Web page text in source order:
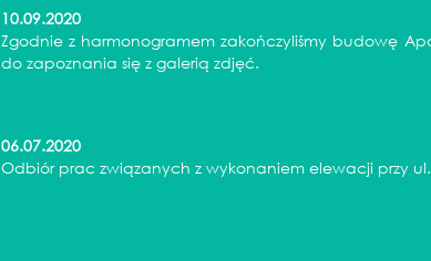
10.09.2020
Zgodnie z harmonogramem zakończyliśmy budowę
do zapoznania się z galerią zdjęć.
06.07.2020
Odbiór prac związanych z wykonaniem elewacji przy